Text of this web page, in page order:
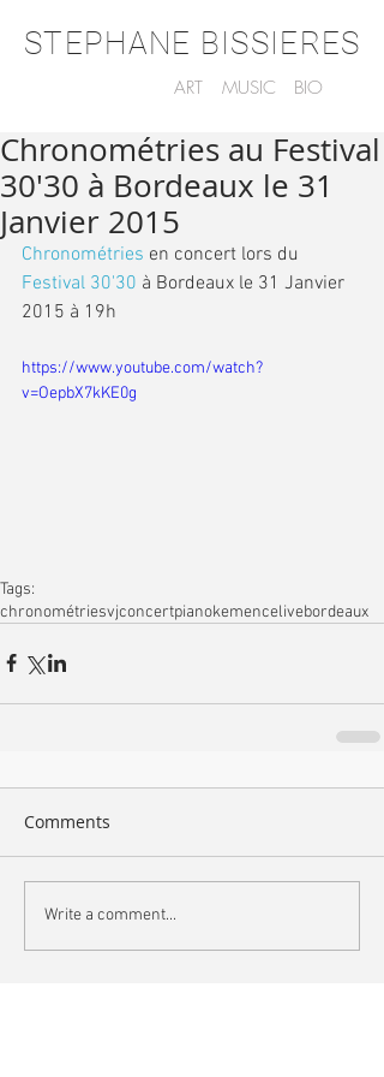
STEPHANE BISSIERES
ART MUSIC BIO
Chronométries au Festival
30'30 à Bordeaux le 31
Janvier 2015
Chronométries en concert lors du
Festival 30'30 à Bordeaux le 31 Janvier
2015 à 19h
https://www.youtube.com/watch?
v=OepbX7kKE0g
Tags:
chronométriesvjconcertpianokemencelivebordeaux
Comments
Write a comment...